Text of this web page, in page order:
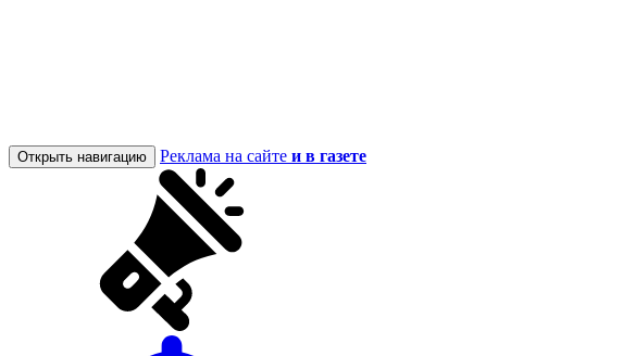
Открыть навигацию Реклама на сайте и в газете